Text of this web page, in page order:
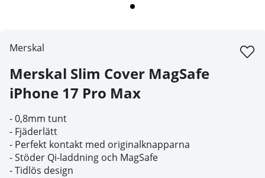
Merskal
Merskal Slim Cover MagSafe
iPhone 17 Pro Max
- 0,8mm tunt
- Fjäderlätt
- Perfekt kontakt med originalknapparna
- Stöder Qi-laddning och MagSafe
- Tidlös design